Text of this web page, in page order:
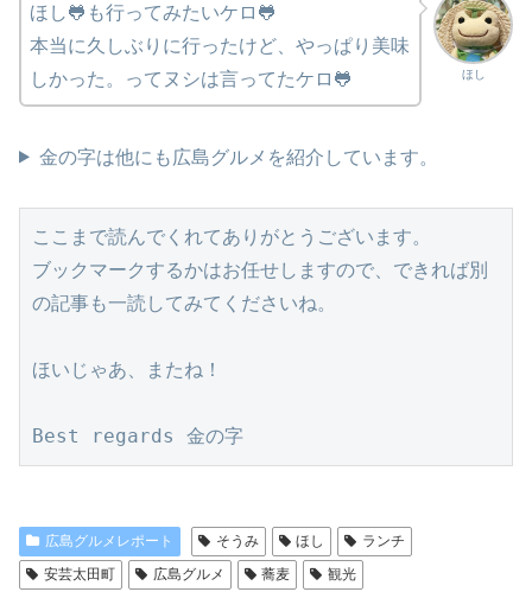
ほし
ほし🐸も行ってみたいケロ🐸
本当に久しぶりに行ったけど、やっぱり美味
しかった。ってヌシは言ってたケロ🐸
金の字は他にも広島グルメを紹介しています。
ここまで読んでくれてありがとうございます。
ブックマークするかはお任せしますので、できれば別
の記事も一読してみてくださいね。
ほいじゃあ、またね！
Best regards 金の字
広島グルメレポート そうみ ほし
ランチ
安芸太田町
広島グルメ 蕎麦 観光